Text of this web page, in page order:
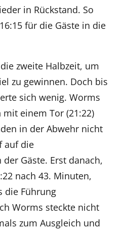
in Rückstand. So
für die Gäste in die
zweite Halbzeit, um
zu gewinnen. Doch bis
sich wenig. Worms
einem Tor (21:22)
in der Abwehr nicht
auf die
Gäste. Erst danach,
nach 43. Minuten,
die Führung
Worms steckte nicht
zum Ausgleich und